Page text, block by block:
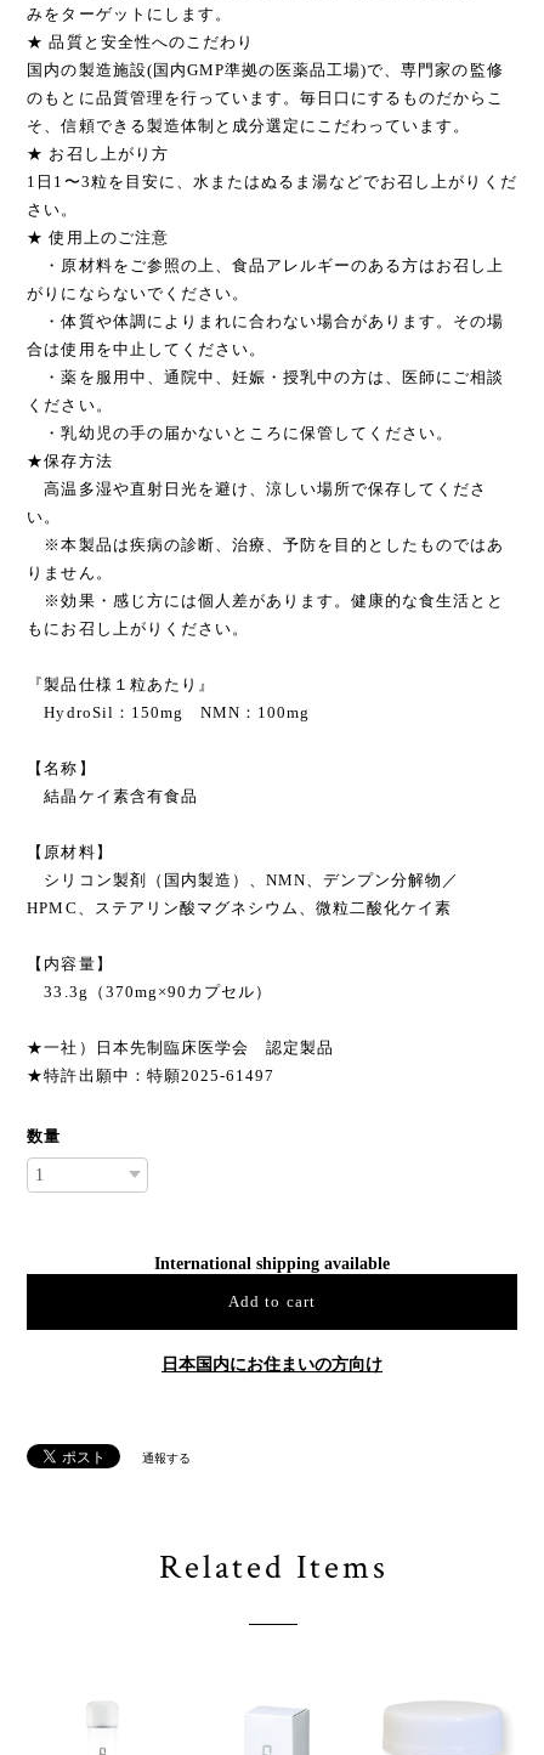
みをターゲットにします。
★ 品質と安全性へのこだわり
国内の製造施設(国内GMP準拠の医薬品工場)で、専門家の監修
のもとに品質管理を行っています。毎日口にするものだからこ
そ、信頼できる製造体制と成分選定にこだわっています。
★ お召し上がり方
1日1〜3粒を目安に、水またはぬるま湯などでお召し上がりくだ
さい。
★ 使用上のご注意
・原材料をご参照の上、食品アレルギーのある方はお召し上
がりにならないでください。
・体質や体調によりまれに合わない場合があります。その場
合は使用を中止してください。
・薬を服用中、通院中、妊娠・授乳中の方は、医師にご相談
ください。
・乳幼児の手の届かないところに保管してください。
★保存方法
高温多湿や直射日光を避け、涼しい場所で保存してくださ
い。
※本製品は疾病の診断、治療、予防を目的としたものではあ
りません。
※効果・感じ方には個人差があります。健康的な食生活とと
もにお召し上がりください。
『製品仕様１粒あたり』
HydroSil：150mg NMN：100mg
【名称】
結晶ケイ素含有食品
【原材料】
シリコン製剤（国内製造）、NMN、デンプン分解物／
HPMC、ステアリン酸マグネシウム、微粒二酸化ケイ素
【内容量】
33.3g（370mg×90カプセル）
★一社）日本先制臨床医学会 認定製品
★特許出願中：特願2025-61497
数量
International shipping available
Add to cart
日本国内にお住まいの方向け
通報する
Related Items